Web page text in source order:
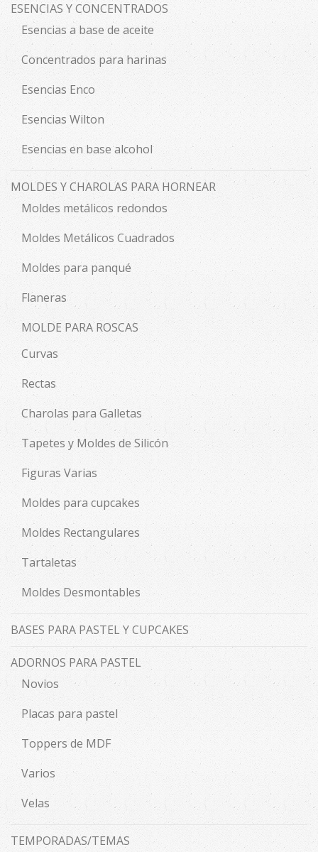
ESENCIAS Y CONCENTRADOS
Esencias a base de aceite
Concentrados para harinas
Esencias Enco
Esencias Wilton
Esencias en base alcohol
MOLDES Y CHAROLAS PARA HORNEAR
Moldes metálicos redondos
Moldes Metálicos Cuadrados
Moldes para panqué
Flaneras
MOLDE PARA ROSCAS
Curvas
Rectas
Charolas para Galletas
Tapetes y Moldes de Silicón
Figuras Varias
Moldes para cupcakes
Moldes Rectangulares
Tartaletas
Moldes Desmontables
BASES PARA PASTEL Y CUPCAKES
ADORNOS PARA PASTEL
Novios
Placas para pastel
Toppers de MDF
Varios
Velas
TEMPORADAS/TEMAS